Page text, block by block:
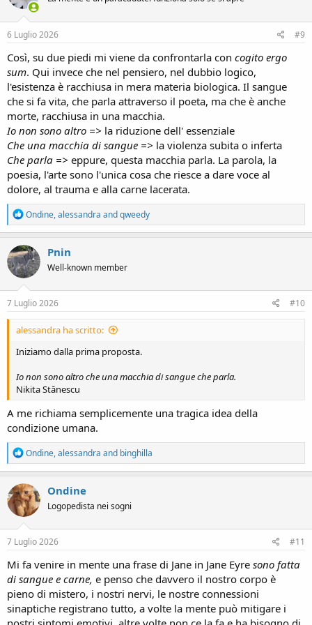
o
n
s
6 Luglio 2026 #9
Così, su due piedi mi viene da confrontarla con cogito ergo
sum. Qui invece che nel pensiero, nel dubbio logico,
l'esistenza è racchiusa in mera materia biologica. Il sangue
che si fa vita, che parla attraverso il poeta, ma che è anche
morte, racchiusa in una macchia.
Io non sono altro => la riduzione dell' essenziale
Che una macchia di sangue => la violenza subita o inferta
Che parla => eppure, questa macchia parla. La parola, la
poesia, l'arte sono l'unica cosa che riesce a dare voce al
dolore, al trauma e alla carne lacerata.
R
e
a
c
t
i
o
n
s
Ondine,alessandra andqweedy
Pnin
Well-known member
7 Luglio 2026 #10
alessandra ha scritto:
Iniziamo dalla prima proposta.
Io non sono altro che una macchia di sangue che parla.
Nikita Stănescu
A me richiama semplicemente una tragica idea della
condizione umana.
R
e
a
c
t
i
o
n
s
Ondine,alessandra and binghilla
Ondine
Logopedista nei sogni
7 Luglio 2026 #11
Mi fa venire in mente una frase di Jane in Jane Eyre sono fatta
di sangue e carne, e penso che davvero il nostro corpo è
pieno di mistero, i nostri nervi, le nostre connessioni
sinaptiche registrano tutto, a volte la mente può mitigare i